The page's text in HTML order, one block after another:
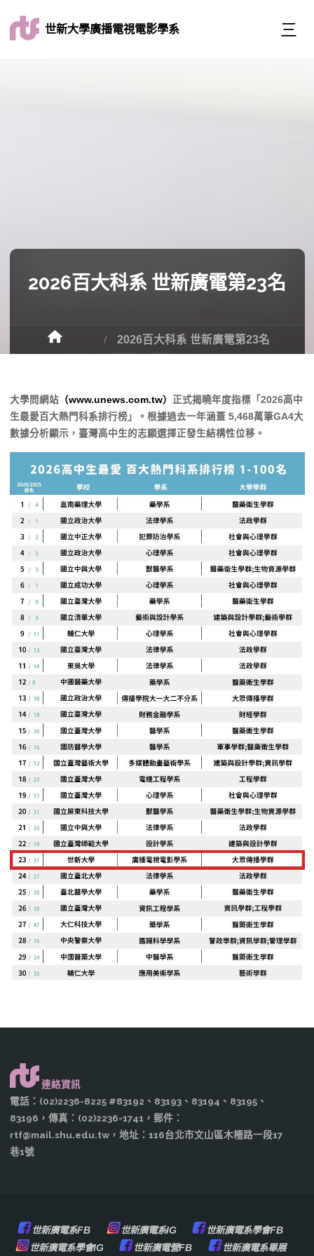
世新大學廣播電視電影學系
2026百大科系 世新廣電第23名
2026百大科系 世新廣電第23名
大學問網站（www.unews.com.tw） 正式揭曉年度指標「2026高中
生最愛百大熱門科系排行榜」。根據過去一年涵蓋 5,468萬筆GA4大
數據分析顯示，臺灣高中生的志願選擇正發生結構性位移。
連絡資訊
電話：(02)2236-8225 #83192、83193、83194、83195、
83196，傳真：(02)2236-1741，郵件：
rtf@mail.shu.edu.tw，地址：116台北市文山區木柵路一段17
巷1號
世新廣電系FB 世新廣電系IG
世新廣電系學會FB
世新廣電系學會IG
世新廣電營FB 世新廣電系畢展